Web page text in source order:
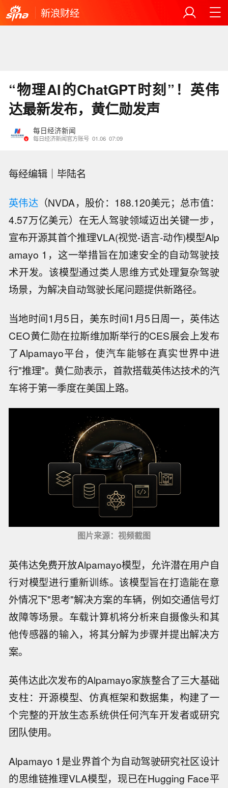
新浪财经
“物理AI的ChatGPT时刻”！英伟
达最新发布，黄仁勋发声
每日经济新闻
每日经济新闻官方账号 01.06 07:09
每经编辑｜毕陆名
英伟达 （NVDA，股价：188.120美元；总市值：
4.57万亿美元）在无人驾驶领域迈出关键一步，
宣布开源其首个推理VLA(视觉-语言-动作)模型Alp
amayo 1，这一举措旨在加速安全的自动驾驶技
术开发。该模型通过类人思维方式处理复杂驾驶
场景，为解决自动驾驶长尾问题提供新路径。
当地时间1月5日，美东时间1月5日周一，英伟达
CEO黄仁勋在拉斯维加斯举行的CES展会上发布
了Alpamayo平台，使汽车能够在真实世界中进
行"推理"。黄仁勋表示，首款搭载英伟达技术的汽
车将于第一季度在美国上路。
图片来源：视频截图
英伟达免费开放Alpamayo模型，允许潜在用户自
行对模型进行重新训练。该模型旨在打造能在意
外情况下"思考"解决方案的车辆，例如交通信号灯
故障等场景。车载计算机将分析来自摄像头和其
他传感器的输入，将其分解为步骤并提出解决方
案。
英伟达此次发布的Alpamayo家族整合了三大基础
支柱：开源模型、仿真框架和数据集，构建了一
个完整的开放生态系统供任何汽车开发者或研究
团队使用。
Alpamayo 1是业界首个为自动驾驶研究社区设计
的思维链推理VLA模型，现已在Hugging Face平